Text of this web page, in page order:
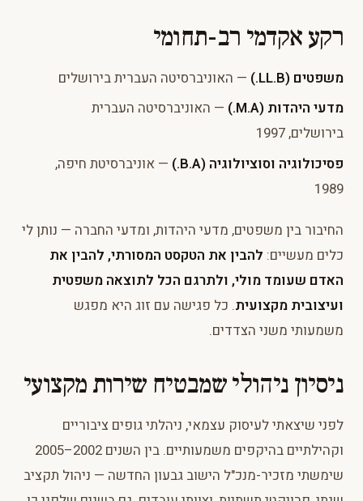
רקע אקדמי רב-תחומי
משפטים (LL.B.)
— האוניברסיטה העברית בירושלים
מדעי היהדות (M.A.)
— האוניברסיטה העברית
בירושלים, 1997
פסיכולוגיה וסוציולוגיה (B.A.)
— אוניברסיטת חיפה,
1989
החיבור בין משפטים, מדעי היהדות, ומדעי החברה — נותן לי
כלים מעשיים: להבין את הטקסט המסורתי, להבין את
האדם שעומד מולי, ולתרגם הכל לתוצאה משפטית
ועיצובית מקצועית. כל פגישה עם זוג היא מפגש
משמעותי משני הצדדים.
ניסיון ניהולי שמבטיח שירות מקצועי
לפני שיצאתי לעיסוק עצמאי, ניהלתי גופים ציבוריים
וקהילתיים בהיקפים משמעותיים. בין השנים 2002–2005
שימשתי מזכיר-מנכ"ל הישוב גבעון החדשה — ניהול תקציב